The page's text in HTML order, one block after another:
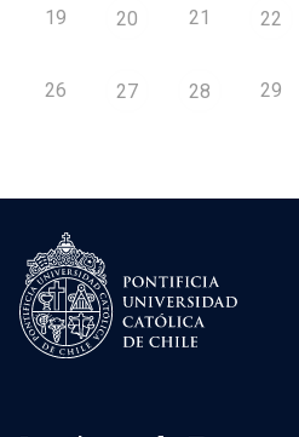
19 20 21 22
26 27 28 29